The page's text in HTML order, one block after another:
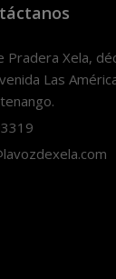
Pradera Xela,
Las